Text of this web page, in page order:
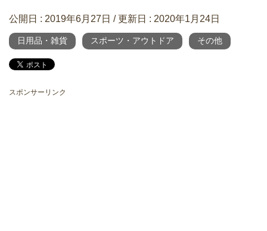
公開日 : 2019年6月27日 / 更新日 : 2020年1月24日
日用品・雑貨 スポーツ・アウトドア その他
スポンサーリンク